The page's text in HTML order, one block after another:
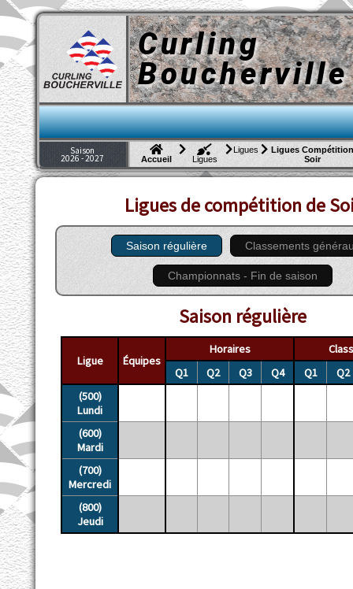
Curling
Boucherville
Saison
2026 - 2027 Accueil Ligues
Ligues
Ligues Compétition
Soir
Ligues de compétition de
Saison régulière Classements
Championnats - Fin de saison
Saison régulière
Ligue Équipes
Horaires
Q1
Q2 Q3 Q4 Q1
Q2
(500)
Lundi
(600)
Mardi
(700)
Mercredi
(800)
Jeudi